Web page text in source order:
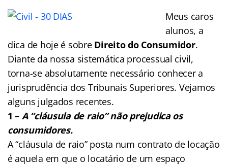
Meus caros
alunos, a
dica de hoje é sobre Direito do Consumidor.
Diante da nossa sistemática processual civil,
torna-se absolutamente necessário conhecer a
jurisprudência dos Tribunais Superiores. Vejamos
alguns julgados recentes.
1 – A “cláusula de raio” não prejudica os
consumidores.
A “cláusula de raio” posta num contrato de locação
é aquela em que o locatário de um espaço